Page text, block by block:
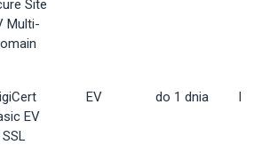
Site
Multi-
EV
SSL
EV do 1 dnia